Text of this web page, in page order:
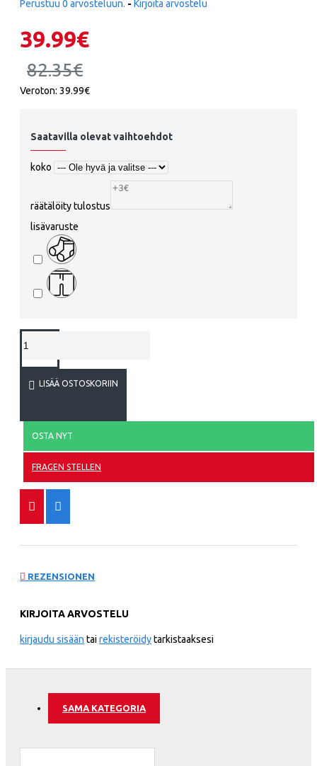
Perustuu 0 arvosteluun. - Kirjoita arvostelu
39.99€
82.35€
Veroton: 39.99€
Saatavilla olevat vaihtoehdot
koko
räätälöity tulostus
lisävaruste
LISÄÄ OSTOSKORIIN
OSTA NYT
FRAGEN STELLEN
REZENSIONEN
KIRJOITA ARVOSTELU
kirjaudu sisään tairekisteröidytarkistaaksesi
SAMA KATEGORIA